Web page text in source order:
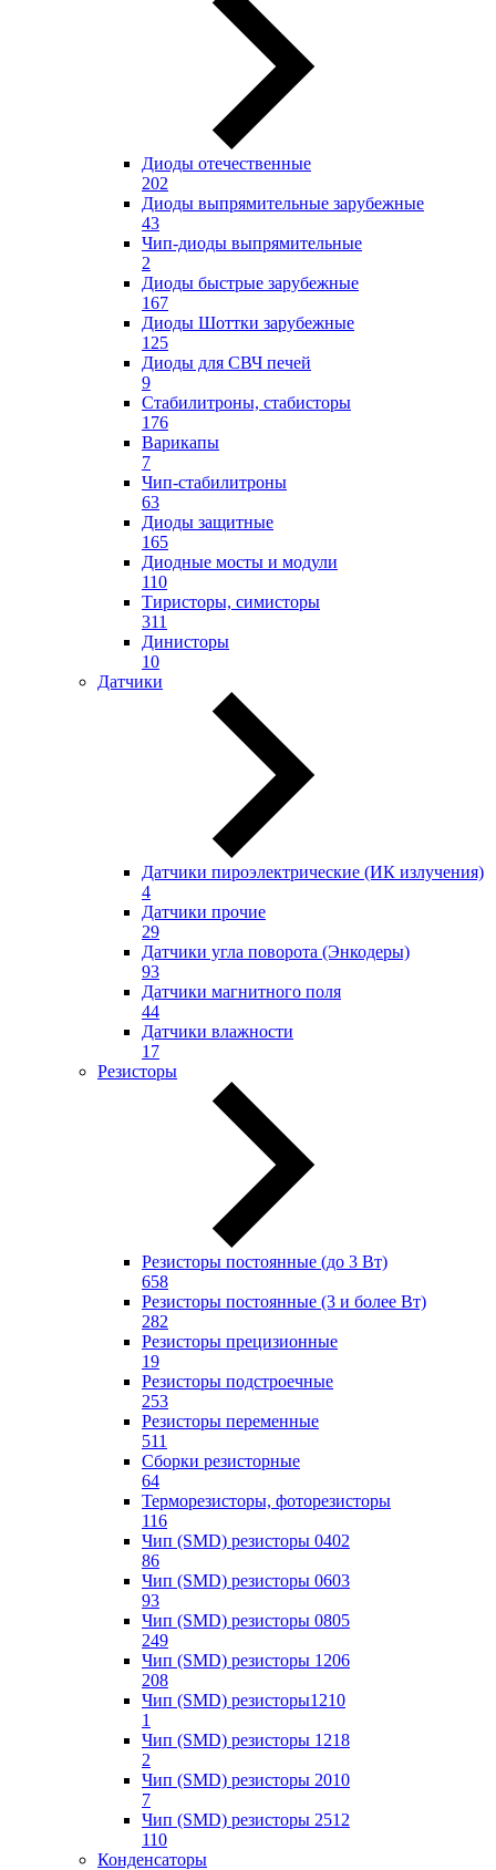
Диоды отечественные
202
Диоды выпрямительные зарубежные
43
Чип-диоды выпрямительные
2
Диоды быстрые зарубежные
167
Диоды Шоттки зарубежные
125
Диоды для СВЧ печей
9
Стабилитроны, стабисторы
176
Варикапы
7
Чип-стабилитроны
63
Диоды защитные
165
Диодные мосты и модули
110
Тиристоры, симисторы
311
Динисторы
10
Датчики
Датчики пироэлектрические (ИК излучения)
4
Датчики прочие
29
Датчики угла поворота (Энкодеры)
93
Датчики магнитного поля
44
Датчики влажности
17
Резисторы
Резисторы постоянные (до 3 Вт)
658
Резисторы постоянные (3 и более Вт)
282
Резисторы прецизионные
19
Резисторы подстроечные
253
Резисторы переменные
511
Сборки резисторные
64
Терморезисторы, фоторезисторы
116
Чип (SMD) резисторы 0402
86
Чип (SMD) резисторы 0603
93
Чип (SMD) резисторы 0805
249
Чип (SMD) резисторы 1206
208
Чип (SMD) резисторы1210
1
Чип (SMD) резисторы 1218
2
Чип (SMD) резисторы 2010
7
Чип (SMD) резисторы 2512
110
Конденсаторы